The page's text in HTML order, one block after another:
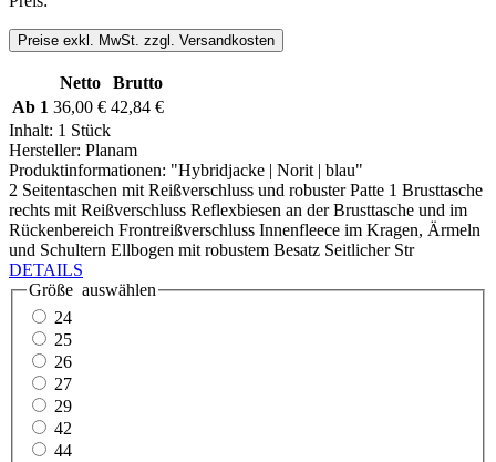
Preise exkl. MwSt. zzgl. Versandkosten
Netto
Brutto
Ab 1 36,00 € 42,84 €
Inhalt: 1 Stück
Hersteller: Planam
Produktinformationen: "Hybridjacke | Norit | blau"
2 Seitentaschen mit Reißverschluss und robuster Patte 1 Brusttasche
rechts mit Reißverschluss Reflexbiesen an der Brusttasche und im
Rückenbereich Frontreißverschluss Innenfleece im Kragen, Ärmeln
und Schultern Ellbogen mit robustem Besatz Seitlicher Str
DETAILS
Größe auswählen
24
25
26
27
29
42
44